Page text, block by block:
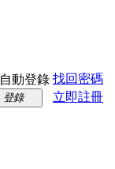
自動登錄 找回密碼
登錄
立即註冊